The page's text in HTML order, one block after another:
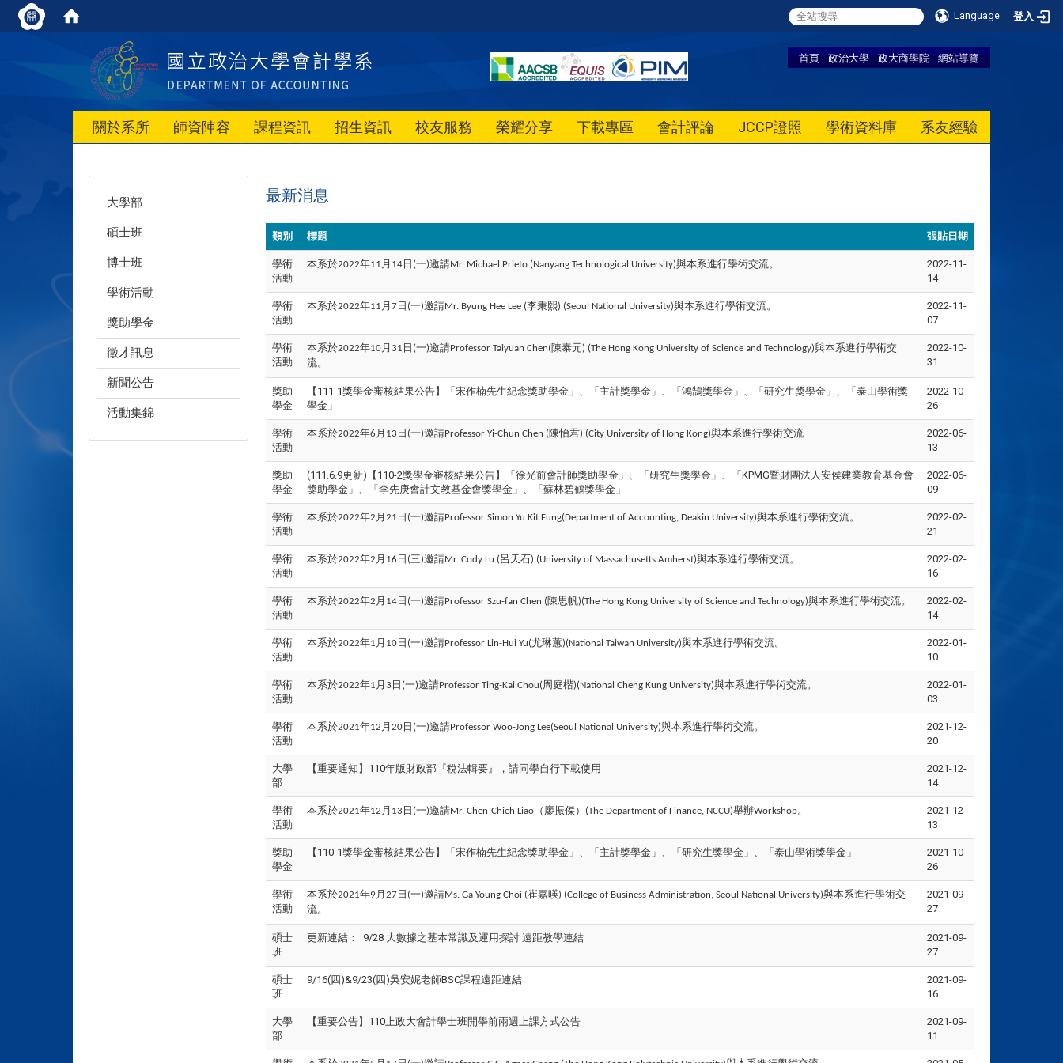
Language 登入
首頁 政治大學 政大商學院 網站導覽
關於系所 師資陣容 課程資訊 招生資訊 校友服務 榮耀分享 下載專區 會計評論 JCCP證照 學術資料庫 系友經驗
大學部
碩士班
博士班
學術活動
獎助學金
徵才訊息
新聞公告
活動集錦
最新消息
類別 標題 張貼日期
學術
活動
本系於2022年11 月 14 日 (一)邀請Mr. Michael Prieto (Nanyang Technological University)與本系進行學術交流。
2022-11-
14
學術
活動
本系於2022年11 月 7 日 (一)邀請Mr. Byung Hee Lee (李秉熙) (Seoul National University)與本系進行學術交流。
2022-11-
07
學術
活動
本系於2022年10月 31 日 (一)邀請Professor Taiyuan Chen(陳泰元) (The Hong Kong University of Science and Technology)與本系進行學術交
流。
2022-10-
31
獎助
學金
【111-1獎學金審核結果公告】「宋作楠先生紀念獎助學金」、「主計獎學金」、「鴻鵠獎學金」、「研究生獎學金」、「泰山學術獎
學金」
2022-10-
26
學術
活動
本系於2022年6 月 13 日 (一)邀請Professor Yi-Chun Chen (陳怡君) (City University of Hong Kong)與本系進行學術交流
2022-06-
13
獎助
學金
(111.6.9更新)【110-2獎學金審核結果公告】「徐光前會計師獎助學金」、「研究生獎學金」、「KPMG暨財團法人安侯建業教育基金會
獎助學金」、「李先庚會計文教基金會獎學金」、「蘇林碧鶴獎學金」
2022-06-
09
學術
活動
本系於2022年2 月 21 日 (一)邀請Professor Simon Yu Kit Fung(Department of Accounting, Deakin University)與本系進行學術交流。
2022-02-
21
學術
活動
本系於2022年2 月 16 日 (三)邀請Mr. Cody Lu (呂天石) (University of Massachusetts Amherst)與本系進行學術交流。
2022-02-
16
學術
活動
本系於2022年2 月 14 日 (一)邀請Professor Szu-fan Chen (陳思帆)(The Hong Kong University of Science and Technology)與本系進行學術交流。
2022-02-
14
學術
活動
本系於2022年1 月 10 日 (一)邀請Professor Lin-Hui Yu(尤琳蕙)(National Taiwan University)與本系進行學術交流。
2022-01-
10
學術
活動
本系於2022年1 月 3 日 (一)邀請Professor Ting-Kai Chou(周庭楷)(National Cheng Kung University)與本系進行學術交流。
2022-01-
03
學術
活動
本系於2021年12 月 20 日 (一)邀請Professor Woo-Jong Lee(Seoul National University)與本系進行學術交流。
2021-12-
20
大學
部
【重要通知】110年版財政部『稅法輯要』，請同學自行下載使用
2021-12-
14
學術
活動
本系於2021年12 月 13 日 (一)邀請Mr. Chen-Chieh Liao （廖振傑） (The Department of Finance, NCCU)舉辦Workshop。
2021-12-
13
獎助
學金
【110-1獎學金審核結果公告】「宋作楠先生紀念獎助學金」、「主計獎學金」、「研究生獎學金」、「泰山學術獎學金」
2021-10-
26
學術
活動
本系於2021年9月 27 日 (一)邀請Ms. Ga-Young Choi (崔嘉暎) (College of Business Administration, Seoul National University)與本系進行學術交
流。
2021-09-
27
碩士
班
更新連結： 9/28 大數據之基本常識及運用探討 遠距教學連結
2021-09-
27
碩士
班
9/16(四)&9/23(四)吳安妮老師BSC課程遠距連結
2021-09-
16
大學
部
【重要公告】110上政大會計學士班開學前兩週上課方式公告
2021-09-
11